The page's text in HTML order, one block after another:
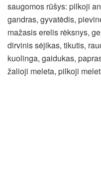
saugomos rūšys: pilkoji
gandras, gyvatėdis,
mažasis erelis rėksnys,
dirvinis sėjikas, tikutis,
kuolinga, gaidukas,
žalioji meleta, pilkoji